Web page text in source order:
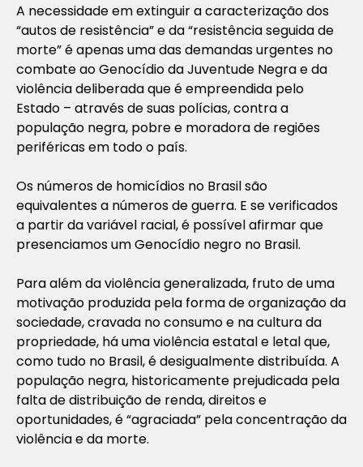
A necessidade em extinguir a caracterização dos
“autos de resistência” e da “resistência seguida de
morte” é apenas uma das demandas urgentes no
combate ao Genocídio da Juventude Negra e da
violência deliberada que é empreendida pelo
Estado – através de suas polícias, contra a
população negra, pobre e moradora de regiões
periféricas em todo o país.
Os números de homicídios no Brasil são
equivalentes a números de guerra. E se verificados
a partir da variável racial, é possível afirmar que
presenciamos um Genocídio negro no Brasil.
Para além da violência generalizada, fruto de uma
motivação produzida pela forma de organização da
sociedade, cravada no consumo e na cultura da
propriedade, há uma violência estatal e letal que,
como tudo no Brasil, é desigualmente distribuída. A
população negra, historicamente prejudicada pela
falta de distribuição de renda, direitos e
oportunidades, é “agraciada” pela concentração da
violência e da morte.